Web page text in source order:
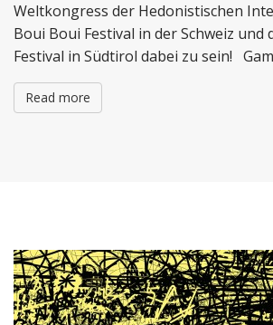
Weltkongress der Hedonistischen
Boui Boui Festival in der Schweiz und
Festival in Südtirol dabei zu sein!
Read more